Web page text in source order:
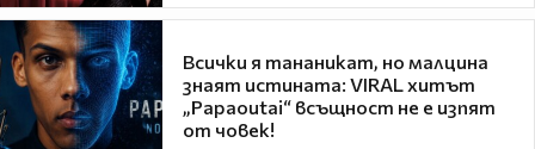
Всички я тананикат, но малцина
знаят истината: VIRAL хитът
„Papaoutai“ всъщност не е изпят
от човек!